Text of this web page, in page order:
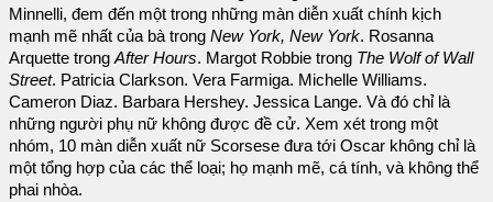
Minnelli, đem đến một trong những màn diễn xuất chính kịch
mạnh mẽ nhất của bà trong New York, New York. Rosanna
Arquette trong After Hours. Margot Robbie trong The Wolf of Wall
Street. Patricia Clarkson. Vera Farmiga. Michelle Williams.
Cameron Diaz. Barbara Hershey. Jessica Lange. Và đó chỉ là
những người phụ nữ không được đề cử. Xem xét trong một
nhóm, 10 màn diễn xuất nữ Scorsese đưa tới Oscar không chỉ là
một tổng hợp của các thể loại; họ mạnh mẽ, cá tính, và không thể
phai nhòa.